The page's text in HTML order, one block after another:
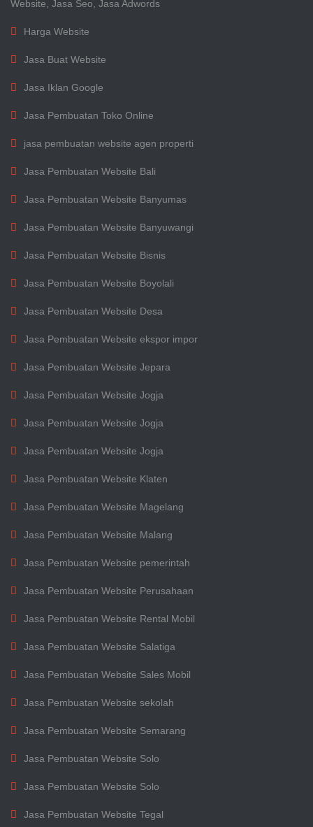
Website, Jasa Seo, Jasa Adwords
Harga Website
Jasa Buat Website
Jasa Iklan Google
Jasa Pembuatan Toko Online
jasa pembuatan website agen properti
Jasa Pembuatan Website Bali
Jasa Pembuatan Website Banyumas
Jasa Pembuatan Website Banyuwangi
Jasa Pembuatan Website Bisnis
Jasa Pembuatan Website Boyolali
Jasa Pembuatan Website Desa
Jasa Pembuatan Website ekspor impor
Jasa Pembuatan Website Jepara
Jasa Pembuatan Website Jogja
Jasa Pembuatan Website Jogja
Jasa Pembuatan Website Jogja
Jasa Pembuatan Website Klaten
Jasa Pembuatan Website Magelang
Jasa Pembuatan Website Malang
Jasa Pembuatan Website pemerintah
Jasa Pembuatan Website Perusahaan
Jasa Pembuatan Website Rental Mobil
Jasa Pembuatan Website Salatiga
Jasa Pembuatan Website Sales Mobil
Jasa Pembuatan Website sekolah
Jasa Pembuatan Website Semarang
Jasa Pembuatan Website Solo
Jasa Pembuatan Website Solo
Jasa Pembuatan Website Tegal